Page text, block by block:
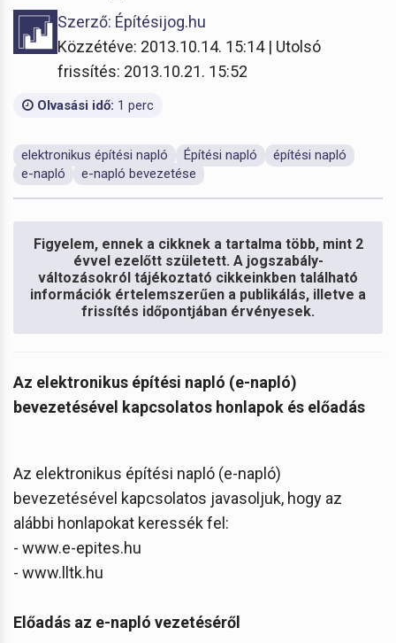
Szerző: Építésijog.hu
Közzétéve: 2013.10.14. 15:14 | Utolsó
frissítés: 2013.10.21. 15:52
Olvasási idő: 1 perc
elektronikus építési napló Építési napló
építési napló
e-napló
e-napló bevezetése
Figyelem, ennek a cikknek a tartalma több, mint 2
évvel ezelőtt született. A jogszabály-
változásokról tájékoztató cikkeinkben található
információk értelemszerűen a publikálás, illetve a
frissítés időpontjában érvényesek.
Az elektronikus építési napló (e-napló)
bevezetésével kapcsolatos honlapok és előadás
Az elektronikus építési napló (e-napló)
bevezetésével kapcsolatos javasoljuk, hogy az
alábbi honlapokat keressék fel:
- www.e-epites.hu
- www.lltk.hu
Előadás az e-napló vezetéséről